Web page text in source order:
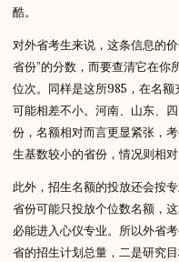
酷。
对外省考生来说，这条信息的
省份”的分数，而要查清它在你
位次。同样是这所985，在名
可能相差不小。河南、山东、
份，名额相对而言更显紧张，
生基数较小的省份，情况则相对
此外，招生名额的投放还会按
省份可能只投放个位数名额，
必能进入心仪专业。所以外省
省的招生计划总量，二是研究